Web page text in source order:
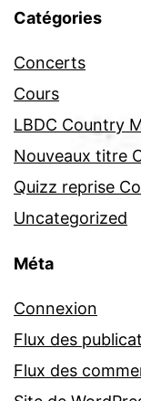
Catégories
Concerts
Cours
LBDC Country
Nouveaux titre
Quizz reprise
Uncategorized
Méta
Connexion
Flux des
Flux des